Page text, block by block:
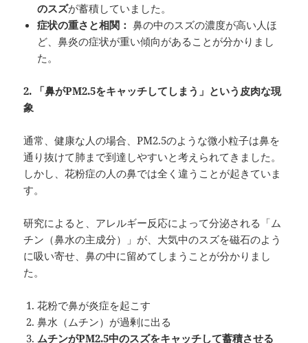
のスズが蓄積していました。
症状の重さと相関： 鼻の中のスズの濃度が高い人ほ
ど、鼻炎の症状が重い傾向があることが分かりまし
た。
2. 「鼻がPM2.5をキャッチしてしまう」という皮肉な現
象
通常、健康な人の場合、PM2.5のような微小粒子は鼻を
通り抜けて肺まで到達しやすいと考えられてきました。
しかし、花粉症の人の鼻では全く違うことが起きていま
す。
研究によると、アレルギー反応によって分泌される「ム
チン（鼻水の主成分）」が、大気中のスズを磁石のよう
に吸い寄せ、鼻の中に留めてしまうことが分かりまし
た。
花粉で鼻が炎症を起こす
鼻水（ムチン）が過剰に出る
ムチンがPM2.5中のスズをキャッチして蓄積させる